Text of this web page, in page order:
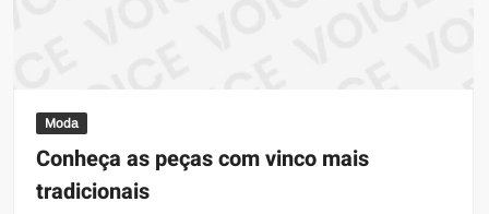
Moda
Conheça as peças com vinco mais
tradicionais